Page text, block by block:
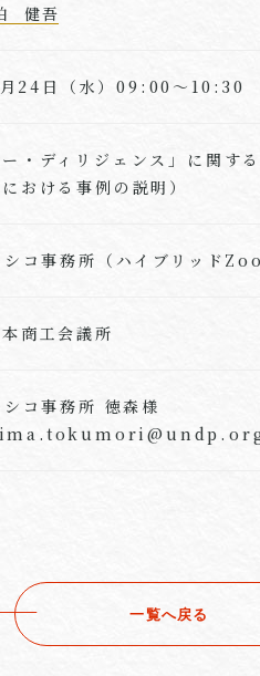
健吾
24日（水）09:00～10:30
ー・ディリジェンス」に関す
おける事例の説明）
コ事務所（ハイブリッド
商工会議所
コ事務所 徳森様
一覧へ戻る